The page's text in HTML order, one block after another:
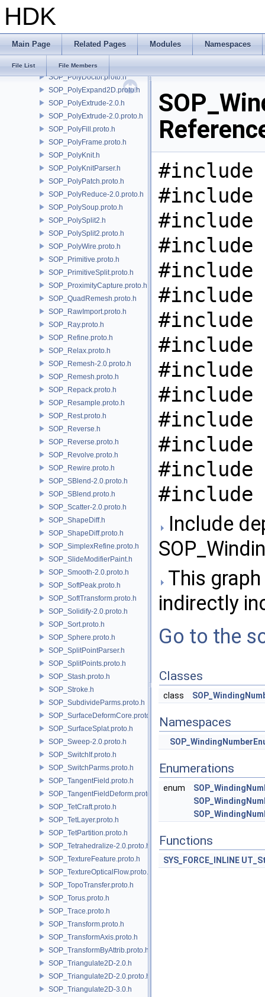
HDK
Main Page Related Pages Modules Namespaces
File List File Members
SOP_PointCloudSurface.proto.h
SOP_PointGenerate.proto.h
SOP_PolyCut.proto.h
SOP_PolyDoctor.proto.h
SOP_PolyExpand2D.proto.h
SOP_PolyExtrude-2.0.h
SOP_PolyExtrude-2.0.proto.h
SOP_PolyFill.proto.h
SOP_PolyFrame.proto.h
SOP_PolyKnit.h
SOP_PolyKnitParser.h
SOP_PolyPatch.proto.h
SOP_PolyReduce-2.0.proto.h
SOP_PolySoup.proto.h
SOP_PolySplit2.h
SOP_PolySplit2.proto.h
SOP_PolyWire.proto.h
SOP_Primitive.proto.h
SOP_PrimitiveSplit.proto.h
SOP_ProximityCapture.proto.h
SOP_QuadRemesh.proto.h
SOP_RawImport.proto.h
SOP_Ray.proto.h
SOP_Refine.proto.h
SOP_Relax.proto.h
SOP_Remesh-2.0.proto.h
SOP_Remesh.proto.h
SOP_Repack.proto.h
SOP_Resample.proto.h
SOP_Rest.proto.h
SOP_Reverse.h
SOP_Reverse.proto.h
SOP_Revolve.proto.h
SOP_Rewire.proto.h
SOP_SBlend-2.0.proto.h
SOP_SBlend.proto.h
SOP_Scatter-2.0.proto.h
SOP_ShapeDiff.h
SOP_ShapeDiff.proto.h
SOP_SimplexRefine.proto.h
SOP_SlideModifierPaint.h
SOP_Smooth-2.0.proto.h
SOP_SoftPeak.proto.h
SOP_SoftTransform.proto.h
SOP_Solidify-2.0.proto.h
SOP_Sort.proto.h
SOP_Sphere.proto.h
SOP_SplitPointParser.h
SOP_SplitPoints.proto.h
SOP_Stash.proto.h
SOP_Stroke.h
SOP_SubdivideParms.proto.h
SOP_SurfaceDeformCore.proto.h
SOP_SurfaceSplat.proto.h
SOP_Sweep-2.0.proto.h
SOP_SwitchIf.proto.h
SOP_SwitchParms.proto.h
SOP_TangentField.proto.h
SOP_TangentFieldDeform.proto.h
SOP_TetCraft.proto.h
SOP_TetLayer.proto.h
SOP_TetPartition.proto.h
SOP_Tetrahedralize-2.0.proto.h
SOP_TextureFeature.proto.h
SOP_TextureOpticalFlow.proto.h
SOP_TopoTransfer.proto.h
SOP_Torus.proto.h
SOP_Trace.proto.h
SOP_Transform.proto.h
SOP_TransformAxis.proto.h
SOP_TransformByAttrib.proto.h
SOP_Triangulate2D-2.0.h
SOP_Triangulate2D-2.0.proto.h
SOP_Triangulate2D-3.0.h
#include
#include
#include
#include
#include
#include
#include
#include
#include
#include
#include
#include
#include
#include
Include
This
indirectly
Go to the
Classes
class
Namespaces
Enumerations
enum
Functions
SYS_FORCE_INLINE